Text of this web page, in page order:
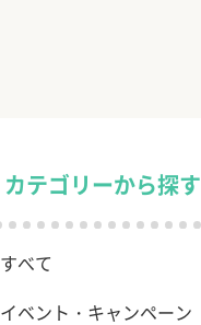
カテゴリーから探す
すべて
イベント・キャンペーン